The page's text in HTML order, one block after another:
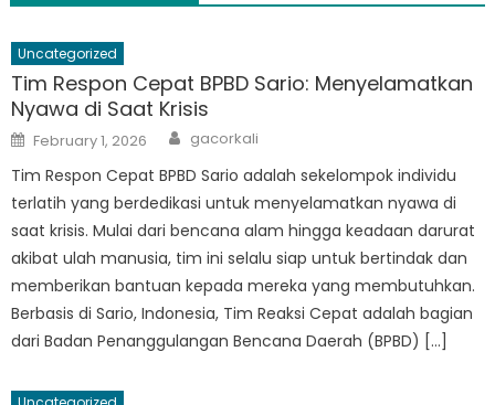
Uncategorized
Tim Respon Cepat BPBD Sario: Menyelamatkan
Nyawa di Saat Krisis
Posted
on
February 1, 2026 Author
gacorkali
Tim Respon Cepat BPBD Sario adalah sekelompok individu
terlatih yang berdedikasi untuk menyelamatkan nyawa di
saat krisis. Mulai dari bencana alam hingga keadaan darurat
akibat ulah manusia, tim ini selalu siap untuk bertindak dan
memberikan bantuan kepada mereka yang membutuhkan.
Berbasis di Sario, Indonesia, Tim Reaksi Cepat adalah bagian
dari Badan Penanggulangan Bencana Daerah (BPBD) […]